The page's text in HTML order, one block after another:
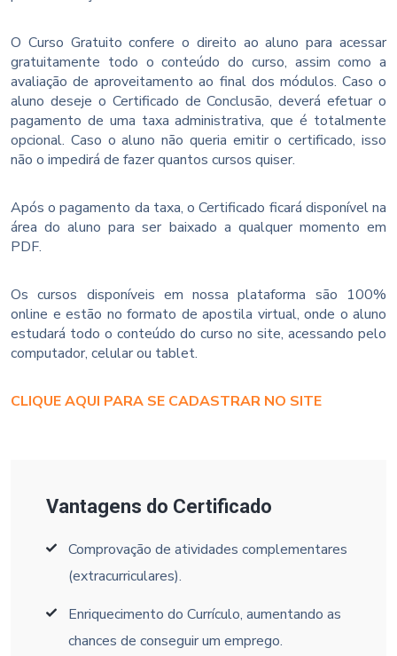
O Curso Gratuito confere o direito ao aluno para acessar
gratuitamente todo o conteúdo do curso, assim como a
avaliação de aproveitamento ao final dos módulos. Caso o
aluno deseje o Certificado de Conclusão, deverá efetuar o
pagamento de uma taxa administrativa, que é totalmente
opcional. Caso o aluno não queria emitir o certificado, isso
não o impedirá de fazer quantos cursos quiser.
Após o pagamento da taxa, o Certificado ficará disponível na
área do aluno para ser baixado a qualquer momento em
PDF.
Os cursos disponíveis em nossa plataforma são 100%
online e estão no formato de apostila virtual, onde o aluno
estudará todo o conteúdo do curso no site, acessando pelo
computador, celular ou tablet.
CLIQUE AQUI PARA SE CADASTRAR NO SITE
Vantagens do Certificado
Comprovação de atividades complementares
(extracurriculares).
Enriquecimento do Currículo, aumentando as
chances de conseguir um emprego.